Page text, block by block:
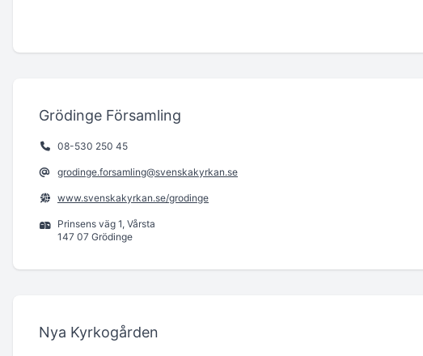
Grödinge Församling
08-530 250 45
grodinge.forsamling@svenskakyrkan.se
www.svenskakyrkan.se/grodinge
Prinsens väg 1, Vårsta
147 07 Grödinge
Nya Kyrkogården